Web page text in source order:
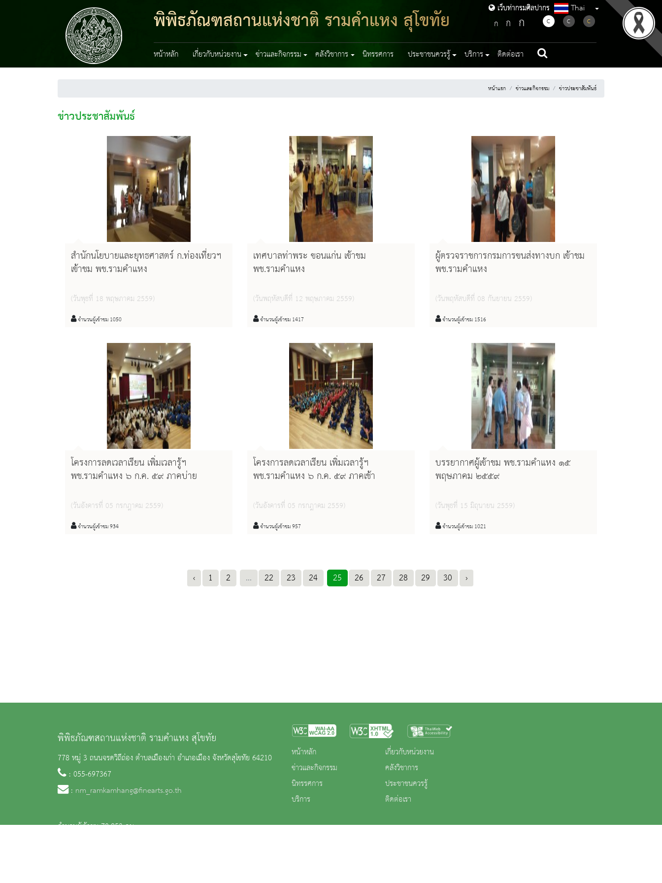
เว็บท่ากรมศิลปากร
พิพิธภัณฑสถานแห่งชาติ รามคำแหง สุโขทัย เว็บท่ากรมศิลปากร Thai
ก ก ก C C C
หน้าหลัก เกี่ยวกับหน่วยงาน ข่าวและกิจกรรม คลังวิชาการ นิทรรศการ ประชาชนควรรู้ บริการ ติดต่อเรา
หน้าแรก ข่าวและกิจกรรม ข่าวประชาสัมพันธ์
ข่าวประชาสัมพันธ์
สำนักนโยบายและยุทธศาสตร์ ก.ท่องเที่ยวฯ
เข้าชม พช.รามคำแหง
(วันพุธที่ 18 พฤษภาคม 2559)
จำนวนผู้เข้าชม 1050
เทศบาลท่าพระ ขอนแก่น เข้าชม
พช.รามคำแหง
(วันพฤหัสบดีที่ 12 พฤษภาคม 2559)
จำนวนผู้เข้าชม 1417
ผู้ตรวจราชการกรมการขนส่งทางบก เข้าชม
พช.รามคำแหง
(วันพฤหัสบดีที่ 08 กันยายน 2559)
จำนวนผู้เข้าชม 1516
โครงการลดเวลาเรียน เพิ่มเวลารู้ฯ
พช.รามคำแหง ๖ ก.ค. ๕๙ ภาคบ่าย
(วันอังคารที่ 05 กรกฎาคม 2559)
จำนวนผู้เข้าชม 934
โครงการลดเวลาเรียน เพิ่มเวลารู้ฯ
พช.รามคำแหง ๖ ก.ค. ๕๙ ภาคเช้า
(วันอังคารที่ 05 กรกฎาคม 2559)
จำนวนผู้เข้าชม 957
บรรยากาศผู้เข้าชม พช.รามคำแหง ๑๕
พฤษภาคม ๒๕๕๙
(วันพุธที่ 15 มิถุนายน 2559)
จำนวนผู้เข้าชม 1021
‹ 1 2 ... 22 23 24 25 26 27 28 29 30 ›
พิพิธภัณฑสถานแห่งชาติ รามคำแหง สุโขทัย
778 หมู่ 3 ถนนจรดวิถีถ่อง ตำบลเมืองเก่า อำเภอเมือง จังหวัดสุโขทัย 64210
: 055-697367
: nm_ramkamhang@finearts.go.th
จำนวนผู้เข้าชม 70,853 คน
หน้าหลัก
ข่าวและกิจกรรม
นิทรรศการ
บริการ
เกี่ยวกับหน่วยงาน
คลังวิชาการ
ประชาชนควรรู้
ติดต่อเรา